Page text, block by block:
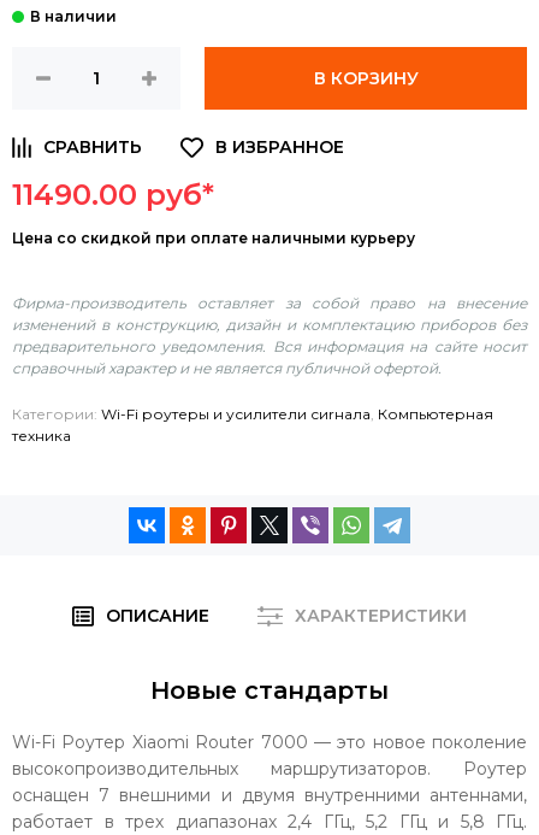
В КОРЗИНУ
11490.00 руб*
Цена со скидкой при оплате наличными курьеру
Фирма-производитель оставляет за собой право на внесение
изменений в конструкцию, дизайн и комплектацию приборов без
предварительного уведомления. Вся информация на сайте носит
справочный характер и не является публичной офертой.
Категории: Wi-Fi роутеры и усилители сиrнала, Компьютерная
техника
ОПИСАНИЕ ХАРАКТЕРИСТИКИ
Новые стандарты
Wi-Fi Роутер Xiaomi Router 7000 — это новое поколение
высокопроизводительных маршрутизаторов. Роутер
оснащен 7 внешними и двумя внутренними антеннами,
работает в трех диапазонах 2,4 ГГц, 5,2 ГГц и 5,8 ГГц.